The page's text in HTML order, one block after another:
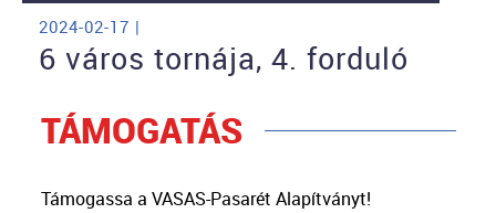
2024-02-17 |
6 város tornája, 4. forduló
TÁMOGATÁS
Támogassa a VASAS-Pasarét Alapítványt!